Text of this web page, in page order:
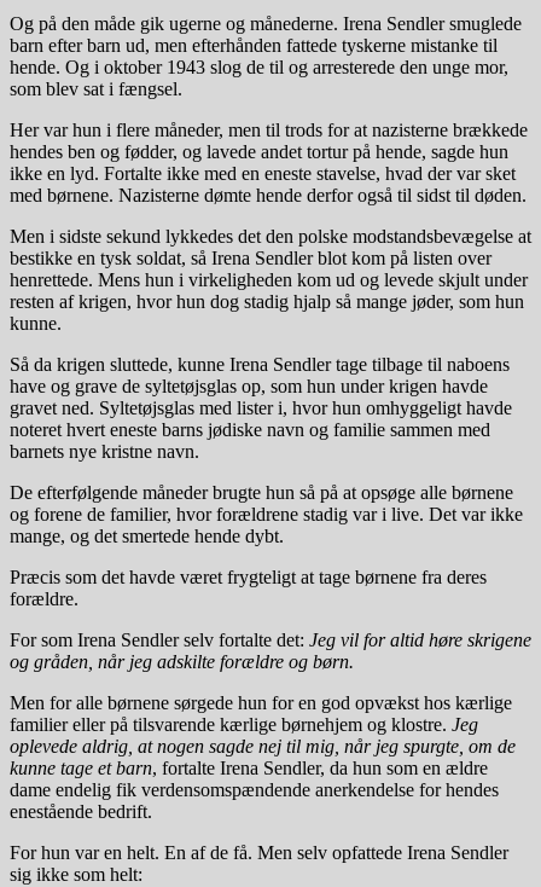
Og på den måde gik ugerne og månederne. Irena Sendler smuglede
barn efter barn ud, men efterhånden fattede tyskerne mistanke til
hende. Og i oktober 1943 slog de til og arresterede den unge mor,
som blev sat i fængsel.
Her var hun i flere måneder, men til trods for at nazisterne brækkede
hendes ben og fødder, og lavede andet tortur på hende, sagde hun
ikke en lyd. Fortalte ikke med en eneste stavelse, hvad der var sket
med børnene. Nazisterne dømte hende derfor også til sidst til døden.
Men i sidste sekund lykkedes det den polske modstandsbevægelse at
bestikke en tysk soldat, så Irena Sendler blot kom på listen over
henrettede. Mens hun i virkeligheden kom ud og levede skjult under
resten af krigen, hvor hun dog stadig hjalp så mange jøder, som hun
kunne.
Så da krigen sluttede, kunne Irena Sendler tage tilbage til naboens
have og grave de syltetøjsglas op, som hun under krigen havde
gravet ned. Syltetøjsglas med lister i, hvor hun omhyggeligt havde
noteret hvert eneste barns jødiske navn og familie sammen med
barnets nye kristne navn.
De efterfølgende måneder brugte hun så på at opsøge alle børnene
og forene de familier, hvor forældrene stadig var i live. Det var ikke
mange, og det smertede hende dybt.
Præcis som det havde været frygteligt at tage børnene fra deres
forældre.
For som Irena Sendler selv fortalte det: Jeg vil for altid høre skrigene
og gråden, når jeg adskilte forældre og børn.
Men for alle børnene sørgede hun for en god opvækst hos kærlige
familier eller på tilsvarende kærlige børnehjem og klostre. Jeg
oplevede aldrig, at nogen sagde nej til mig, når jeg spurgte, om de
kunne tage et barn, fortalte Irena Sendler, da hun som en ældre
dame endelig fik verdensomspændende anerkendelse for hendes
enestående bedrift.
For hun var en helt. En af de få. Men selv opfattede Irena Sendler
sig ikke som helt: